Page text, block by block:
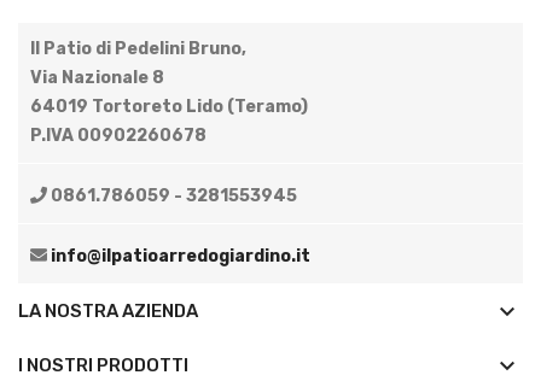
Il Patio di Pedelini Bruno,
Via Nazionale 8
64019 Tortoreto Lido (Teramo)
P.IVA 00902260678
0861.786059 - 3281553945
info@ilpatioarredogiardino.it
LA NOSTRA AZIENDA keyboard_arrow_down
I NOSTRI PRODOTTI keyboard_arrow_down